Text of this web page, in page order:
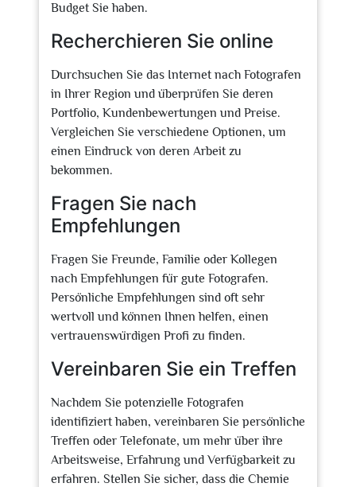
Budget Sie haben.
Recherchieren Sie online
Durchsuchen Sie das Internet nach Fotografen
in Ihrer Region und überprüfen Sie deren
Portfolio, Kundenbewertungen und Preise.
Vergleichen Sie verschiedene Optionen, um
einen Eindruck von deren Arbeit zu
bekommen.
Fragen Sie nach
Empfehlungen
Fragen Sie Freunde, Familie oder Kollegen
nach Empfehlungen für gute Fotografen.
Persönliche Empfehlungen sind oft sehr
wertvoll und können Ihnen helfen, einen
vertrauenswürdigen Profi zu finden.
Vereinbaren Sie ein Treffen
Nachdem Sie potenzielle Fotografen
identifiziert haben, vereinbaren Sie persönliche
Treffen oder Telefonate, um mehr über ihre
Arbeitsweise, Erfahrung und Verfügbarkeit zu
erfahren. Stellen Sie sicher, dass die Chemie